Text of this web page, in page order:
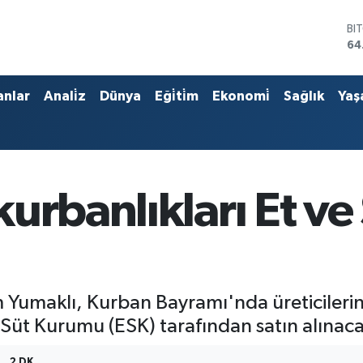
Anali̇z Dünya Eği̇ti̇m Ekonomi̇ Sağlık
Et
Yumaklı, Kurban Bayramı'nda
Kurumu (ESK) tarafından satın